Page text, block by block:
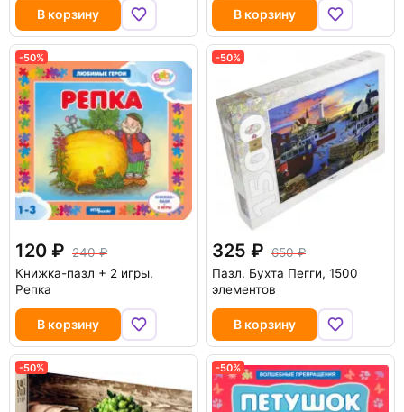
В корзину В корзину
-50%
120
240
Книжка-пазл + 2 игры.
Репка
В корзину
-50%
325
650
Пазл. Бухта Пегги, 1500
элементов
В корзину
-50% -50%